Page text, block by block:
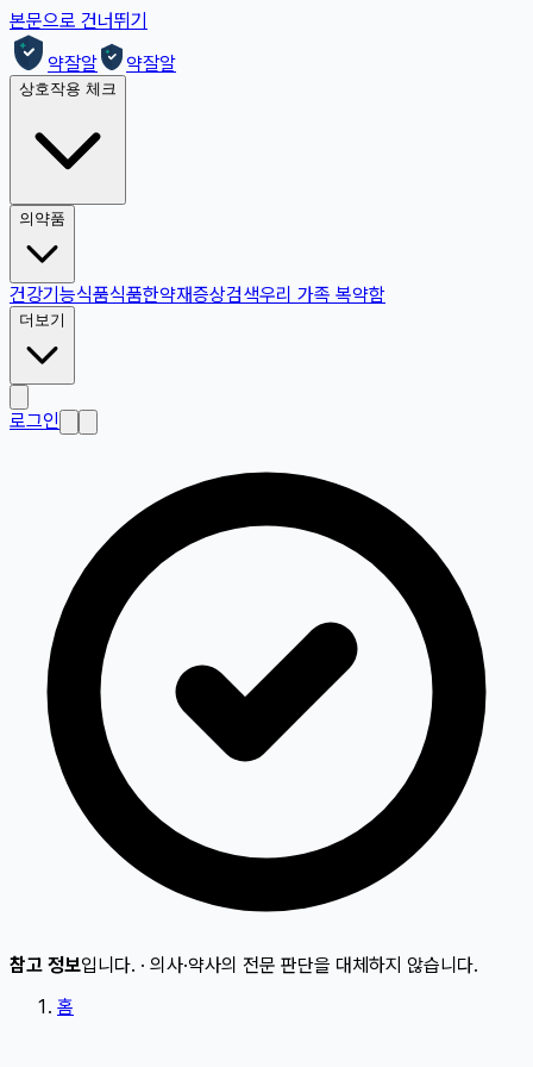
본문으로 건너뛰기
약잘알
약잘알
상호작용 체크
의약품
건강기능식품식품한약재증상검색우리 가족 복약함
더보기
로그인
참고 정보입니다. · 의사·약사의 전문 판단을 대체하지 않습니다.
홈